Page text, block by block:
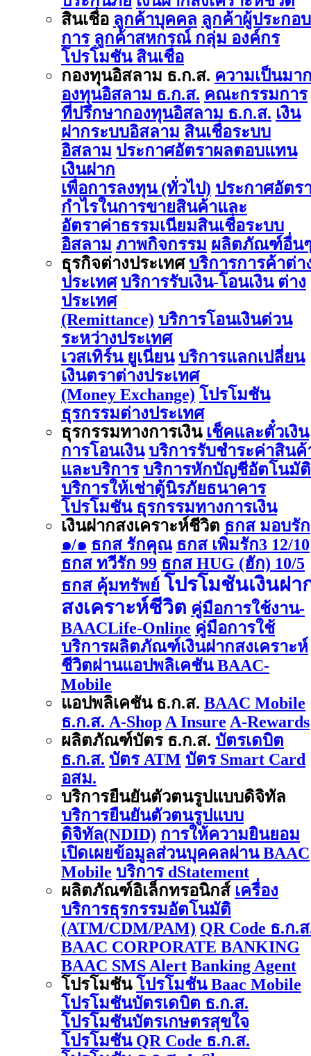
สินเชื่อ ลูกค้าบุคคล ลูกค้าผู้ประกอบ
การ ลูกค้าสหกรณ์ กลุ่ม องค์กร
โปรโมชัน สินเชื่อ
กองทุนอิสลาม ธ.ก.ส. ความเป็นมา
องทุนอิสลาม ธ.ก.ส. คณะกรรมการ
ที่ปรึกษากองทุนอิสลาม ธ.ก.ส. เงิน
ฝากระบบอิสลาม สินเชื่อระบบ
อิสลาม ประกาศอัตราผลตอบแทน
เงินฝาก
เพื่อการลงทุน (ทั่วไป) ประกาศอัตร
กำไรในการขายสินค้าและ
อัตราค่าธรรมเนียมสินเชื่อระบบ
อิสลาม ภาพกิจกรรม ผลิตภัณฑ์อื่น
ธุรกิจต่างประเทศ บริการการค้าต่า
ประเทศ บริการรับเงิน-โอนเงิน ต่าง
ประเทศ
(Remittance) บริการโอนเงินด่วน
ระหว่างประเทศ
เวสเทิร์น ยูเนี่ยน บริการแลกเปลี่ยน
เงินตราต่างประเทศ
(Money Exchange) โปรโมชัน
ธุรกรรมต่างประเทศ
ธุรกรรมทางการเงิน เช็คและตั๋วเงิน
การโอนเงิน บริการรับชำระค่าสินค้
และบริการ บริการหักบัญชีอัตโนมัติ
บริการให้เช่าตู้นิรภัยธนาคาร
โปรโมชัน ธุรกรรมทางการเงิน
เงินฝากสงเคราะห์ชีวิต ธกส มอบรัก
๑/๑ ธกส รักคุณ ธกส เพิ่มรัก3 12/10
ธกส ทวีรัก 99 ธกส HUG (ฮัก) 10/5
ธกส คุ้มทรัพย์ โปรโมชันเงินฝา
สงเคราะห์ชีวิต คู่มือการใช้งาน-
BAACLife-Online คู่มือการใช้
บริการผลิตภัณฑ์เงินฝากสงเคราะห์
ชีวิตผ่านแอปพลิเคชัน BAAC-
Mobile
แอปพลิเคชัน ธ.ก.ส. BAAC Mobile
ธ.ก.ส. A-Shop A Insure A-Rewards
ผลิตภัณฑ์บัตร ธ.ก.ส. บัตรเดบิต
ธ.ก.ส. บัตร ATM บัตร Smart Card
อสม.
บริการยืนยันตัวตนรูปแบบดิจิทัล
บริการยืนยันตัวตนรูปแบบ
ดิจิทัล(NDID) การให้ความยินยอม
เปิดเผยข้อมูลส่วนบุคคลผ่าน BAAC
Mobile บริการ dStatement
ผลิตภัณฑ์อิเล็กทรอนิกส์ เครื่อง
บริการธุรกรรมอัตโนมัติ
(ATM/CDM/PAM) QR Code ธ.ก.
BAAC CORPORATE BANKING
BAAC SMS Alert Banking Agent
โปรโมชัน โปรโมชัน Baac Mobile
โปรโมชันบัตรเดบิต ธ.ก.ส.
โปรโมชันบัตรเกษตรสุขใจ
โปรโมชัน QR Code ธ.ก.ส.